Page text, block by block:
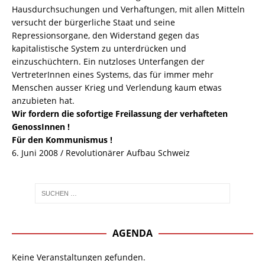
Hausdurchsuchungen und Verhaftungen, mit allen Mitteln
versucht der bürgerliche Staat und seine
Repressionsorgane, den Widerstand gegen das
kapitalistische System zu unterdrücken und
einzuschüchtern. Ein nutzloses Unterfangen der
VertreterInnen eines Systems, das für immer mehr
Menschen ausser Krieg und Verlendung kaum etwas
anzubieten hat.
Wir fordern die sofortige Freilassung der verhafteten
GenossInnen !
Für den Kommunismus !
6. Juni 2008 / Revolutionärer Aufbau Schweiz
AGENDA
Keine Veranstaltungen gefunden.